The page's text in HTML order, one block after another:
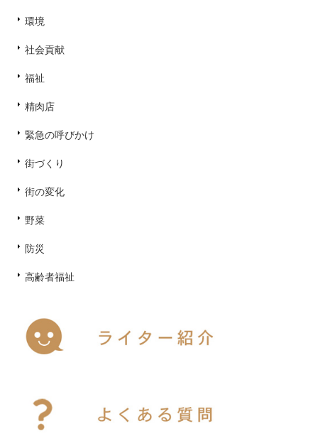
環境
社会貢献
福祉
精肉店
緊急の呼びかけ
街づくり
街の変化
野菜
防災
高齢者福祉